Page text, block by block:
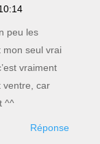
peu les
mon seul vrai
vraiment
ventre, car
^^
Réponse